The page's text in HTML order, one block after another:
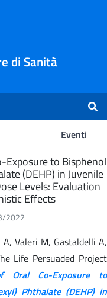
di Sanità
Eventi
Exposure to Bisphenol
(DEHP) in Juvenile
Levels: Evaluation
Effects
2022
Valeri M, Gastaldelli A,
Life Persuaded Project
Oral Co-Exposure to
Phthalate (DEHP) in